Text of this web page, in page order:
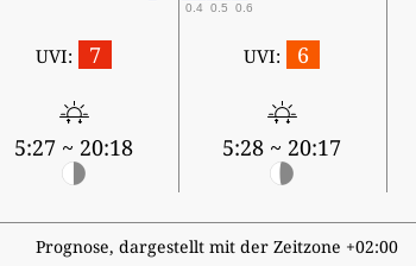
0.4 0.5 0.6
UVI: 7
5:27 ~ 20:18
UVI: 6
5:28 ~ 20:17
Prognose, dargestellt mit der Zeitzone +02:00